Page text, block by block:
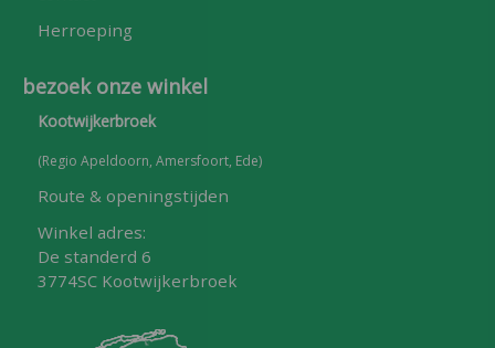
Herroeping
bezoek onze winkel
Kootwijkerbroek
(Regio Apeldoorn, Amersfoort, Ede)
Route & openingstijden
Winkel adres:
De standerd 6
3774SC Kootwijkerbroek